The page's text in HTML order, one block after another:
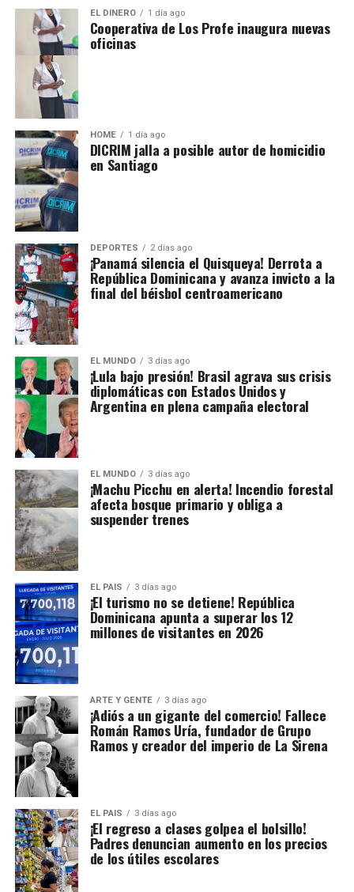
EL DINERO 1 día ago
Cooperativa de Los Profe inaugura nuevas
oficinas
HOME 1 día ago
DICRIM jalla a posible autor de homicidio
en Santiago
DEPORTES 2 días ago
¡Panamá silencia el Quisqueya! Derrota a
República Dominicana y avanza invicto a la
final del béisbol centroamericano
EL MUNDO 3 días ago
¡Lula bajo presión! Brasil agrava sus crisis
diplomáticas con Estados Unidos y
Argentina en plena campaña electoral
EL MUNDO 3 días ago
¡Machu Picchu en alerta! Incendio forestal
afecta bosque primario y obliga a
suspender trenes
EL PAIS 3 días ago
¡El turismo no se detiene! República
Dominicana apunta a superar los 12
millones de visitantes en 2026
ARTE Y GENTE 3 días ago
¡Adiós a un gigante del comercio! Fallece
Román Ramos Uría, fundador de Grupo
Ramos y creador del imperio de La Sirena
EL PAIS 3 días ago
¡El regreso a clases golpea el bolsillo!
Padres denuncian aumento en los precios
de los útiles escolares